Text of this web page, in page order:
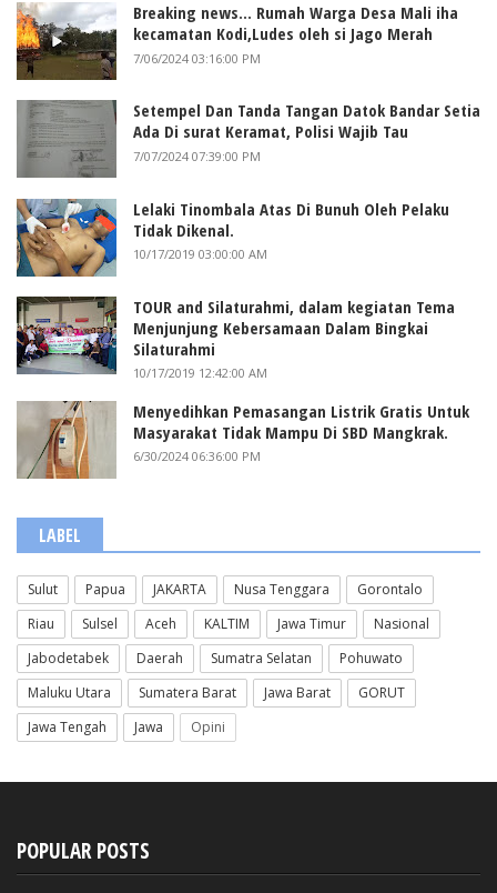
Breaking news... Rumah Warga Desa Mali iha
kecamatan Kodi,Ludes oleh si Jago Merah
7/06/2024 03:16:00 PM
Setempel Dan Tanda Tangan Datok Bandar Setia
Ada Di surat Keramat, Polisi Wajib Tau
7/07/2024 07:39:00 PM
Lelaki Tinombala Atas Di Bunuh Oleh Pelaku
Tidak Dikenal.
10/17/2019 03:00:00 AM
TOUR and Silaturahmi, dalam kegiatan Tema
Menjunjung Kebersamaan Dalam Bingkai
Silaturahmi
10/17/2019 12:42:00 AM
Menyedihkan Pemasangan Listrik Gratis Untuk
Masyarakat Tidak Mampu Di SBD Mangkrak.
6/30/2024 06:36:00 PM
LABEL
Sulut Papua JAKARTA Nusa Tenggara
Gorontalo
Riau
Sulsel Aceh KALTIM Jawa Timur
Nasional
Jabodetabek
Daerah Sumatra Selatan
Pohuwato
Maluku Utara
Sumatera Barat Jawa Barat
GORUT
Jawa Tengah
Jawa Opini
POPULAR POSTS